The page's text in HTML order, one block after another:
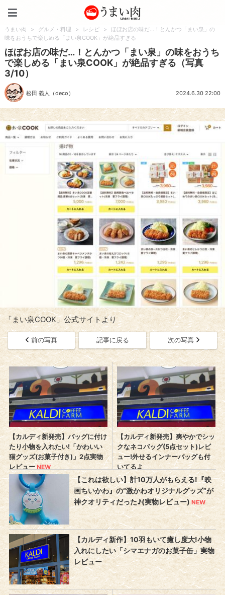
うまい肉 > グルメ・料理 > レシピ >
ほぼお店の味だ…！とんかつ「まい泉」の
味をおうちで楽しめる「まい泉COOK」が絶品すぎる
ほぼお店の味だ…！とんかつ「まい泉」の味をおうち
で楽しめる「まい泉COOK」が絶品すぎる（写真
3/10）
松田 義人（deco） 2024.6.30 22:00
「まい泉COOK」公式サイトより
前の写真 記事に戻る 次の写真